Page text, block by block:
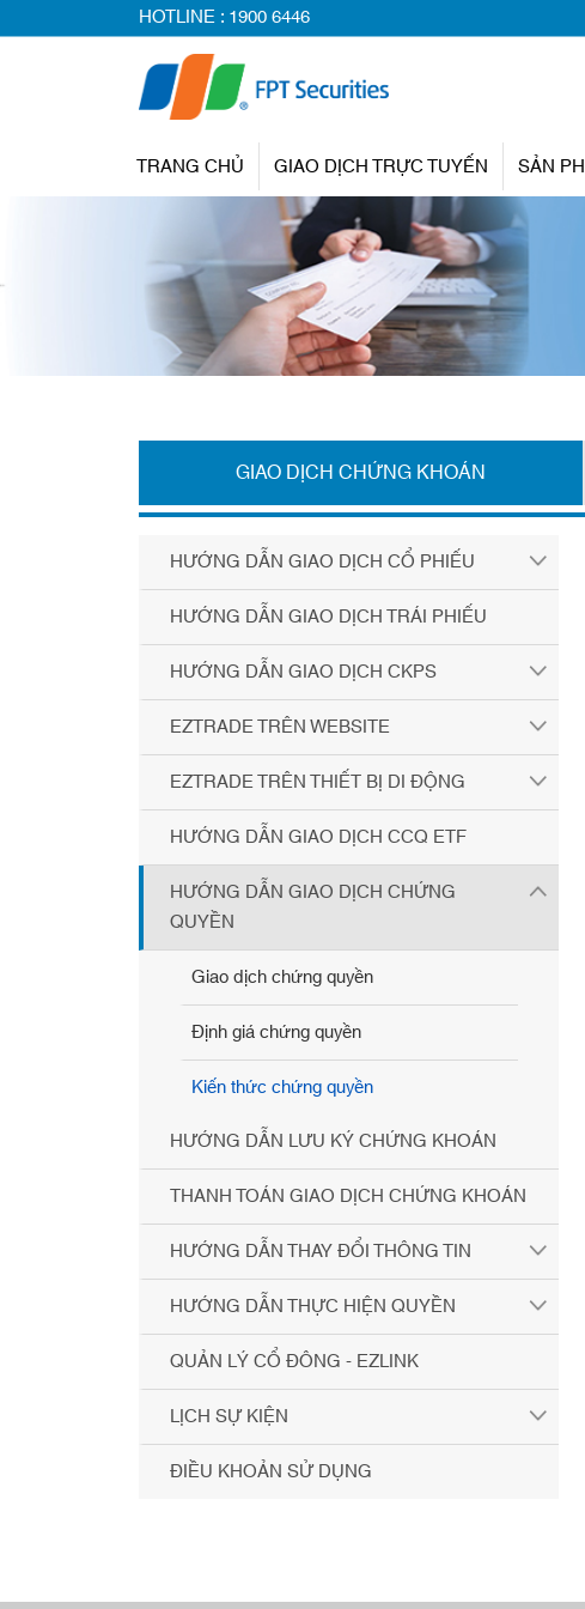
HOTLINE :1900 6446
TRANG CHỦ GIAO DỊCH TRỰC TUYẾN SẢN
GIAO DỊCH CHỨNG KHOÁN
HƯỚNG DẪN GIAO DỊCH CỔ PHIẾU
HƯỚNG DẪN GIAO DỊCH TRÁI PHIẾU
HƯỚNG DẪN GIAO DỊCH CKPS
EZTRADE TRÊN WEBSITE
EZTRADE TRÊN THIẾT BỊ DI ĐỘNG
HƯỚNG DẪN GIAO DỊCH CCQ ETF
HƯỚNG DẪN GIAO DỊCH CHỨNG
QUYỀN
Giao dịch chứng quyền
Định giá chứng quyền
Kiến thức chứng quyền
HƯỚNG DẪN LƯU KÝ CHỨNG KHOÁN
THANH TOÁN GIAO DỊCH CHỨNG KHOÁN
HƯỚNG DẪN THAY ĐỔI THÔNG TIN
HƯỚNG DẪN THỰC HIỆN QUYỀN
QUẢN LÝ CỔ ĐÔNG - EZLINK
LỊCH SỰ KIỆN
ĐIỀU KHOẢN SỬ DỤNG